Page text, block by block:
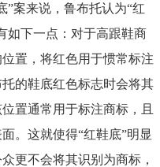
”案来说，鲁布托认为“红
如下一点：对于高跟鞋商
置，将红色用于惯常标注
的鞋底红色标志时会将其
置通常用于标注商标，且
。这就使得“红鞋底”明显
更不会将其识别为商标，